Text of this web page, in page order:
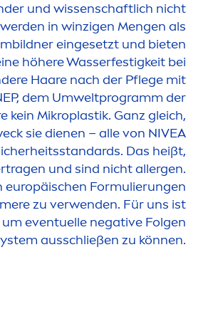
und wissenschaftlich nicht
in winzigen Mengen als
eingesetzt und bieten
höhere Wasserfestigkeit bei
Haare nach der Pflege mit
dem Umweltprogramm der
kein Mikroplastik. Ganz gleich,
sie dienen – alle von NIVEA
Das heißt,
und sind nicht allergen.
europäischen Formulierungen
zu verwenden. Für uns ist
eventuelle negative Folgen
ausschließen zu können.